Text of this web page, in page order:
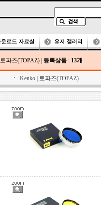
토파즈(TOPAZ) 등록상품 : 13개
: Kenko 토파즈(TOPAZ)